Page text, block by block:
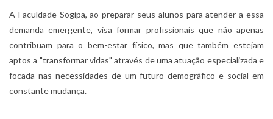
A Faculdade Sogipa, ao preparar seus alunos para atender a essa
demanda emergente, visa formar profissionais que não apenas
contribuam para o bem-estar físico, mas que também estejam
aptos a "transformar vidas" através de uma atuação especializada e
focada nas necessidades de um futuro demográfico e social em
constante mudança.